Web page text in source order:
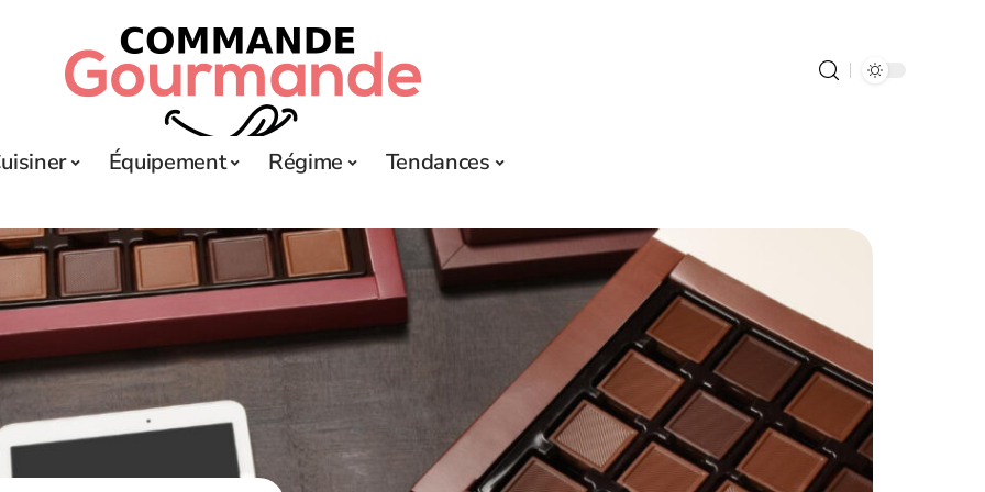
Équipement Régime Tendances